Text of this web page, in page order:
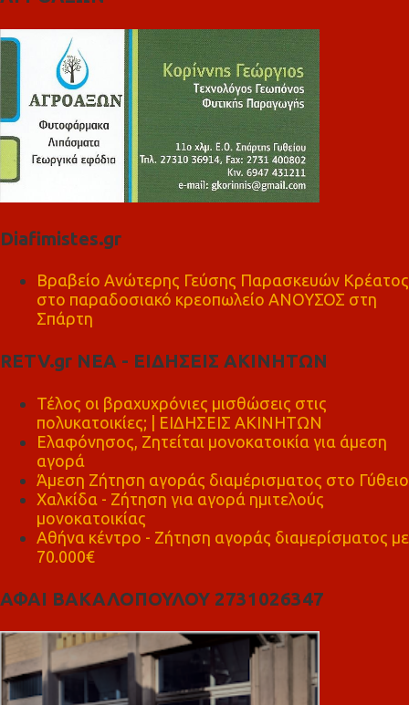
Diafimistes.gr
Βραβείο Ανώτερης Γεύσης Παρασκευών Κρέατος
στο παραδοσιακό κρεοπωλείο ΑΝΟΥΣΟΣ στη
Σπάρτη
RETV.gr ΝΕΑ - ΕΙΔΗΣΕΙΣ ΑΚΙΝΗΤΩΝ
Τέλος οι βραχυχρόνιες μισθώσεις στις
πολυκατοικίες; | ΕΙΔΗΣΕΙΣ ΑΚΙΝΗΤΩΝ
Ελαφόνησος, Ζητείται μονοκατοικία για άμεση
αγορά
Άμεση Ζήτηση αγοράς διαμέρισματος στο Γύθειο
Χαλκίδα - Ζήτηση για αγορά ημιτελούς
μονοκατοικίας
Αθήνα κέντρο - Ζήτηση αγοράς διαμερίσματος με
70.000€
ΑΦΑΙ ΒΑΚΑΛΟΠΟΥΛΟΥ 2731026347